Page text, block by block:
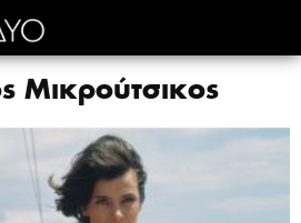
Μικρούτσικος